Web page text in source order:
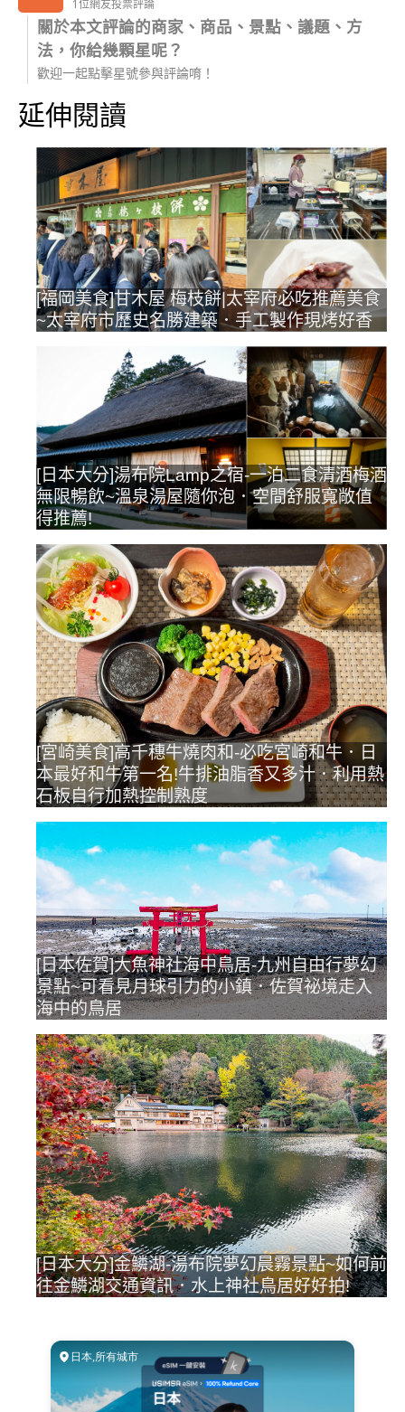
1位網友投票評論
關於本文評論的商家、商品、景點、議題、方
法，你給幾顆星呢？
歡迎一起點擊星號參與評論唷！
延伸閱讀
[福岡美食]甘木屋 梅枝餅|太宰府必吃推薦美食
~太宰府市歷史名勝建築．手工製作現烤好香
[日本大分]湯布院Lamp之宿-一泊二食清酒梅酒
無限暢飲~溫泉湯屋隨你泡．空間舒服寬敞值
得推薦!
[宮崎美食]高千穗牛燒肉和-必吃宮崎和牛．日
本最好和牛第一名!牛排油脂香又多汁．利用熱
石板自行加熱控制熟度
[日本佐賀]大魚神社海中鳥居-九州自由行夢幻
景點~可看見月球引力的小鎮．佐賀祕境走入
海中的鳥居
[日本大分]金鱗湖-湯布院夢幻晨霧景點~如何前
往金鱗湖交通資訊．水上神社鳥居好好拍!